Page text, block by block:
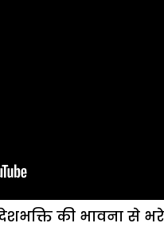
की भावना से भरे